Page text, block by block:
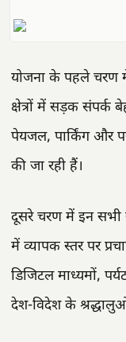
योजना के पहले चरण
क्षेत्रों में सड़क संपर्क
पेयजल, पार्किंग और
की जा रही हैं।
दूसरे चरण में इन सभी
में व्यापक स्तर पर
डिजिटल माध्यमों,
देश-विदेश के